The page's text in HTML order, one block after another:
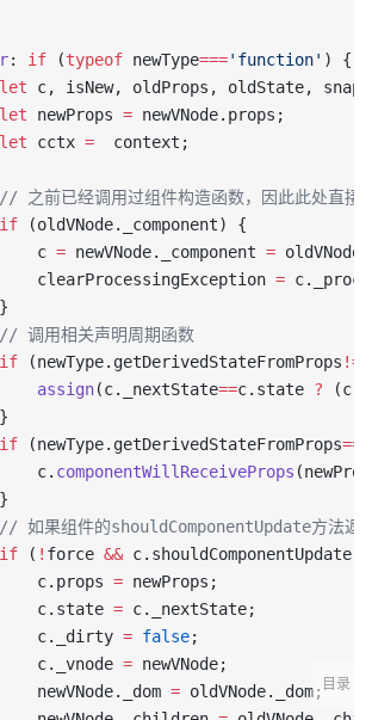
: if (typeof newType==='function' ) {
			let
c, isNew, oldProps, oldState,
			let
newProps = newVNode.props;
			let
cctx =
  context;
之前已经调用过组件构造函数，因此此处直接
			if
(oldVNode._component) {
				c
= newVNode._component =
				clearProcessingException
=
			}
调用相关声明周期函数
(newType.getDerivedStateFromProps !=
				assign
(c._nextState==c.state ?
			}
(newType.getDerivedStateFromProps==
c.
componentWillReceiveProps
如果组件的shouldComponentUpdate方法返
( ! force && c.shouldComponentUpdate
c.props
= newProps;
c.state
= c._nextState;
c._dirty
= false;
c._vnode
= newVNode;
newVNode._dom
= oldVNode._dom; 目录